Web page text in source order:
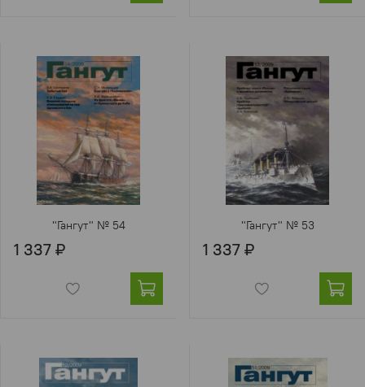
"Гангут" № 54
1 337 ₽
"Гангут" № 53
1 337 ₽